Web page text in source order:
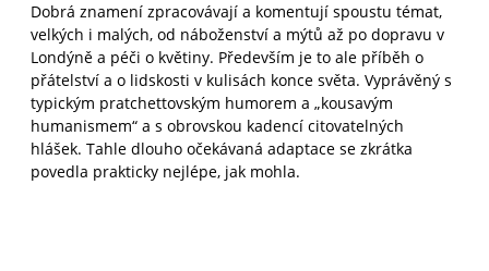
Dobrá znamení zpracovávají a komentují spoustu témat,
velkých i malých, od náboženství a mýtů až po dopravu v
Londýně a péči o květiny. Především je to ale příběh o
přátelství a o lidskosti v kulisách konce světa. Vyprávěný s
typickým pratchettovským humorem a „kousavým
humanismem“ a s obrovskou kadencí citovatelných
hlášek. Tahle dlouho očekávaná adaptace se zkrátka
povedla prakticky nejlépe, jak mohla.